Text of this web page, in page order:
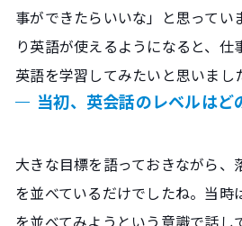
事ができたらいいな」と思って
り英語が使えるようになると、
英語を学習してみたいと思いまし
当初、英会話のレベルはど
大きな目標を語っておきながら
を並べているだけでしたね。当
を並べてみようという意識で話し